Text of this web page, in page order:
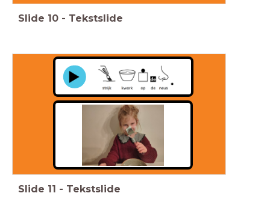
Slide 10 - Tekstslide
Slide 11 - Tekstslide